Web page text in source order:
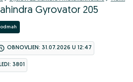
Gyrovator 205
OBNOVLJEN: 31.07.2026 U 12:47
3801